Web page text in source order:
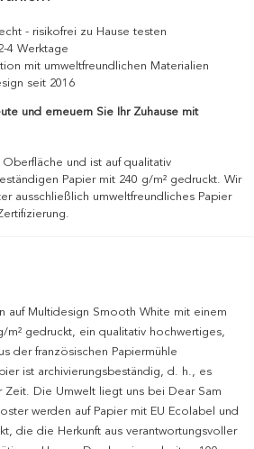
- risikofrei zu Hause testen
4 Werktage
mit umweltfreundlichen Materialien
seit 2016
und erneuern Sie Ihr Zuhause mit
und ist auf qualitativ
Papier mit 240 g/m² gedruckt. Wir
ausschließlich umweltfreundliches Papier
auf Multidesign Smooth White mit einem
m² gedruckt, ein qualitativ hochwertiges,
der französischen Papiermühle
ist archivierungsbeständig, d. h., es
Zeit. Die Umwelt liegt uns bei Dear Sam
werden auf Papier mit EU Ecolabel und
die die Herkunft aus verantwortungsvoller